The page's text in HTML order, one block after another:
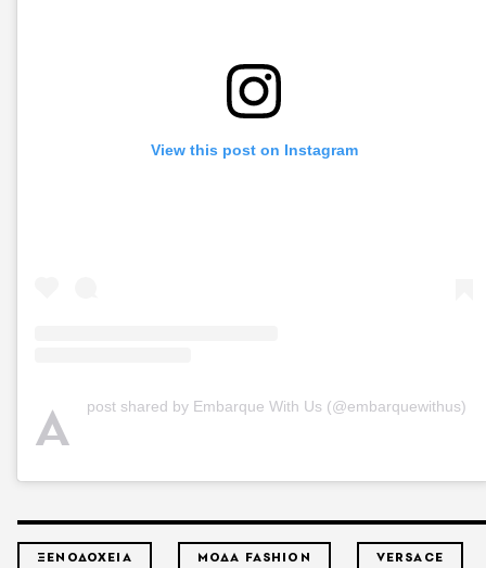
View this post on Instagram
A post shared by Embarque With Us (@embarquewithus)
ΞΕΝΟΔΟΧΕΙΑ ΜΟΔΑ FASHION
VERSACE